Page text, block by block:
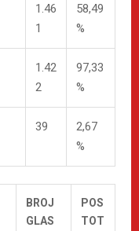
1.46
1
58,49
%
1.42
2
97,33
%
39
2,67
%
BROJ
GLAS
POS
TOT